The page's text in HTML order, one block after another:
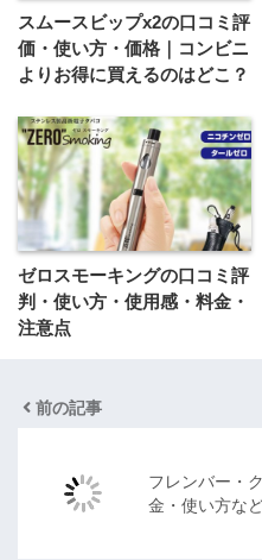
スムースビップx2の口コミ評
価・使い方・価格｜コンビニ
よりお得に買えるのはどこ？
ゼロスモーキングの口コミ評
判・使い方・使用感・料金・
注意点
前の記事
フレンバー・
金・使い方な